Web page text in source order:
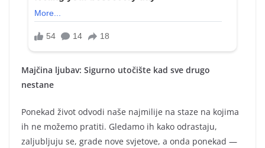
Majčina ljubav: Sigurno utočište kad sve drugo
nestane
Ponekad život odvodi naše najmilije na staze na kojima
ih ne možemo pratiti. Gledamo ih kako odrastaju,
zaljubljuju se, grade nove svjetove, a onda ponekad —